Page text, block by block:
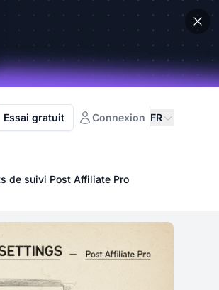
Essai gratuit Connexion FR
de suivi Post Affiliate Pro